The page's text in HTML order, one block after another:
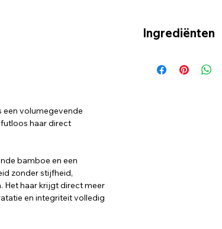
een volumegevende
haar direct
bamboe en een
zonder stijfheid,
Het haar krijgt direct meer
en integriteit volledig
Ingrediënten
COPOLYMER,